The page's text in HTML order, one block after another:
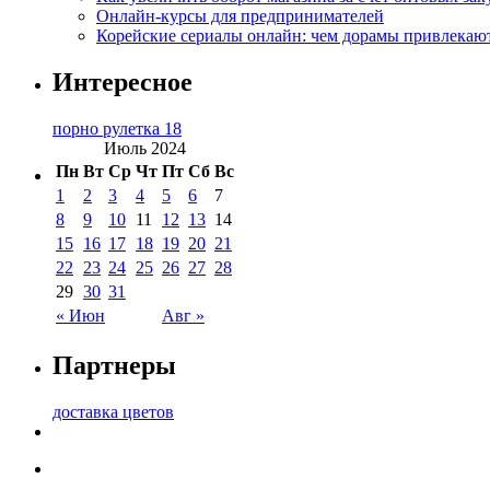
Онлайн-курсы для предпринимателей
Корейские сериалы онлайн: чем дорамы
Интересное
порно рулетка 18
Июль 2024
Пн Вт Ср Чт Пт Сб Вс
« Июн Авг »
1 2 3 4 5 6
7
8
9 10 11 12 13 14
15 16 17 18 19 20 21
22
23 24 25 26 27 28
29 30 31
Партнеры
доставка цветов